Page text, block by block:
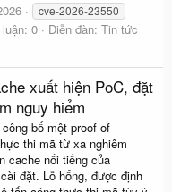
cve-2026-23550
0 Diễn đàn: Tin tức
xuất hiện PoC, đặt
nguy hiểm
bố một proof-of-
thi mã từ xa nghiêm
cache nổi tiếng của
đặt. Lỗ hổng, được định